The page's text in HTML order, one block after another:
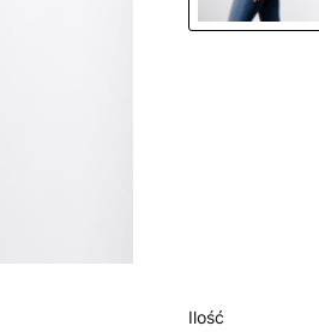
Ilość